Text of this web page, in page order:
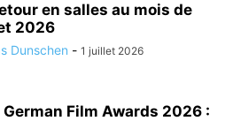
en salles au mois de
2026
Dunschen - 1 juillet 2026
German Film Awards 2026 :